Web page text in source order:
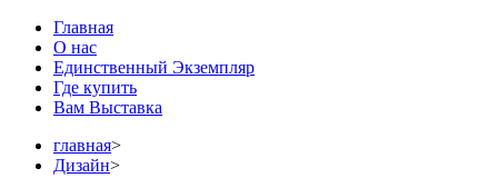
Главная
О нас
Единственный Экземпляр
Где купить
Вам Выставка
главная>
Дизайн>